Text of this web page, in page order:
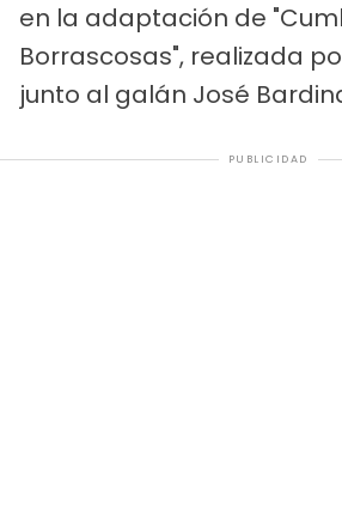
en la adaptación de
Borrascosas", realizada
junto al galán José
PUBLICIDAD